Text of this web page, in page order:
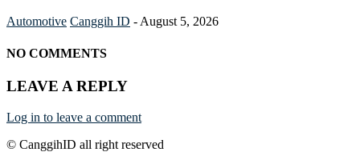
Automotive Canggih ID - August 5, 2026
NO COMMENTS
LEAVE A REPLY
Log in to leave a comment
© CanggihID all right reserved